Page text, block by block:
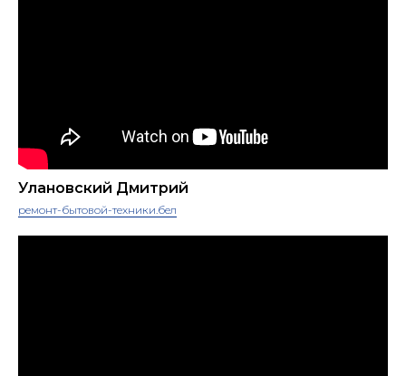
Улановский Дмитрий
ремонт-бытовой-техники.бел